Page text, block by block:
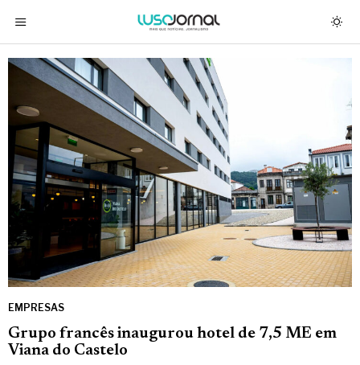
EMPRESAS
Grupo francês inaugurou hotel de 7,5 ME em
Viana do Castelo